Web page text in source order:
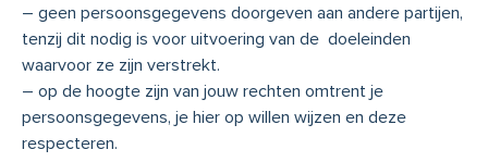
– geen persoonsgegevens doorgeven aan andere partijen,
tenzij dit nodig is voor uitvoering van de doeleinden
waarvoor ze zijn verstrekt.
– op de hoogte zijn van jouw rechten omtrent je
persoonsgegevens, je hier op willen wijzen en deze
respecteren.